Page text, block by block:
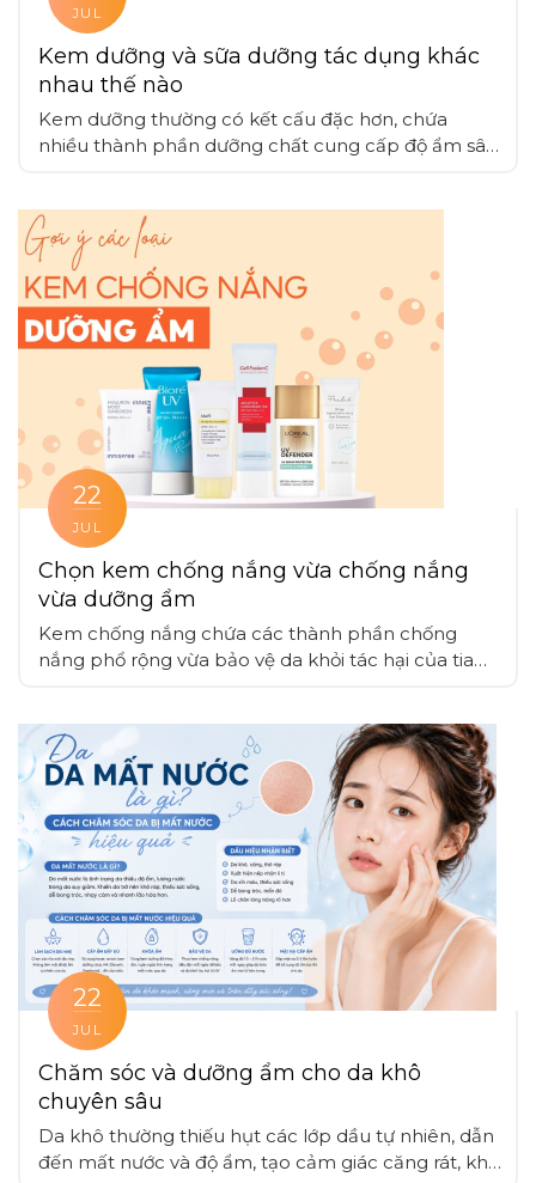
JUL
Kem dưỡng và sữa dưỡng tác dụng khác
nhau thế nào
Kem dưỡng thường có kết cấu đặc hơn, chứa
nhiều thành phần dưỡng chất cung cấp độ ẩm sâu
da phù hợp cho da dầu, da nhạy cảm hoặc khi
muốn tạo lớp nền nhẹ nhàng
22
JUL
Chọn kem chống nắng vừa chống nắng
vừa dưỡng ẩm
Kem chống nắng chứa các thành phần chống
nắng phổ rộng vừa bảo vệ da khỏi tác hại của tia
acid, glycerin, nhờ vậy da được bảo vệ mà không bị
mất nước
22
JUL
Chăm sóc và dưỡng ẩm cho da khô
chuyên sâu
Da khô thường thiếu hụt các lớp dầu tự nhiên, dẫn
đến mất nước và độ ẩm, tạo cảm giác căng rát, khó